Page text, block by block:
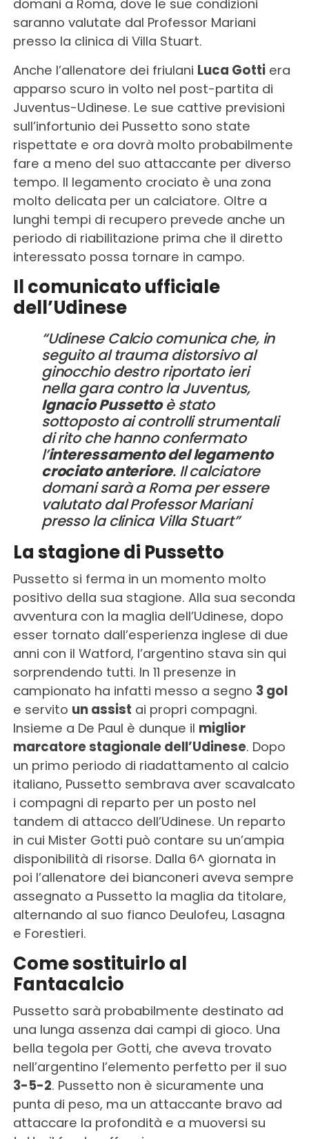
domani a Roma, dove le sue condizioni
saranno valutate dal Professor Mariani
presso la clinica di Villa Stuart.
Anche l’allenatore dei friulani Luca Gottiera
apparso scuro in volto nel post-partita di
Juventus-Udinese. Le sue cattive previsioni
sull’infortunio dei Pussetto sono state
rispettate e ora dovrà molto probabilmente
fare a meno del suo attaccante per diverso
tempo. Il legamento crociato è una zona
molto delicata per un calciatore. Oltre a
lunghi tempi di recupero prevede anche un
periodo di riabilitazione prima che il diretto
interessato possa tornare in campo.
Il comunicato ufficiale
dell’Udinese
“Udinese Calcio comunica che, in
seguito al trauma distorsivo al
ginocchio destro riportato ieri
nella gara contro la Juventus,
Ignacio Pussettoè stato
sottoposto ai controlli strumentali
di rito che hanno confermato
l’interessamento del legamento
crociato anteriore. Il calciatore
domani sarà a Roma per essere
valutato dal Professor Mariani
presso la clinica Villa Stuart”
La stagione di Pussetto
Pussetto si ferma in un momento molto
positivo della sua stagione. Alla sua seconda
avventura con la maglia dell’Udinese, dopo
esser tornato dall’esperienza inglese di due
anni con il Watford, l’argentino stava sin qui
sorprendendo tutti. In 11 presenze in
campionato ha infatti messo a segno 3 gol
e servito un assist ai propri compagni.
Insieme a De Paul è dunque il miglior
marcatore stagionale dell’Udinese. Dopo
un primo periodo di riadattamento al calcio
italiano, Pussetto sembrava aver scavalcato
i compagni di reparto per un posto nel
tandem di attacco dell’Udinese. Un reparto
in cui Mister Gotti può contare su un’ampia
disponibilità di risorse. Dalla 6^ giornata in
poi l’allenatore dei bianconeri aveva sempre
assegnato a Pussetto la maglia da titolare,
alternando al suo fianco Deulofeu, Lasagna
e Forestieri.
Come sostituirlo al
Fantacalcio
Pussetto sarà probabilmente destinato ad
una lunga assenza dai campi di gioco. Una
bella tegola per Gotti, che aveva trovato
nell’argentino l’elemento perfetto per il suo
3-5-2. Pussetto non è sicuramente una
punta di peso, ma un attaccante bravo ad
attaccare la profondità e a muoversi su